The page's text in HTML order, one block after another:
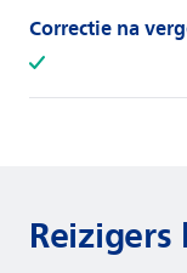
Correctie na